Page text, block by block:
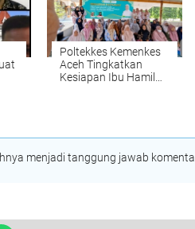
Poltekkes Kemenkes
Aceh Tingkatkan
Kesiapan Ibu Hamil
menjadi tanggung jawab